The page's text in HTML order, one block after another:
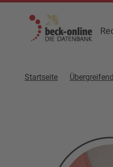
Startseite